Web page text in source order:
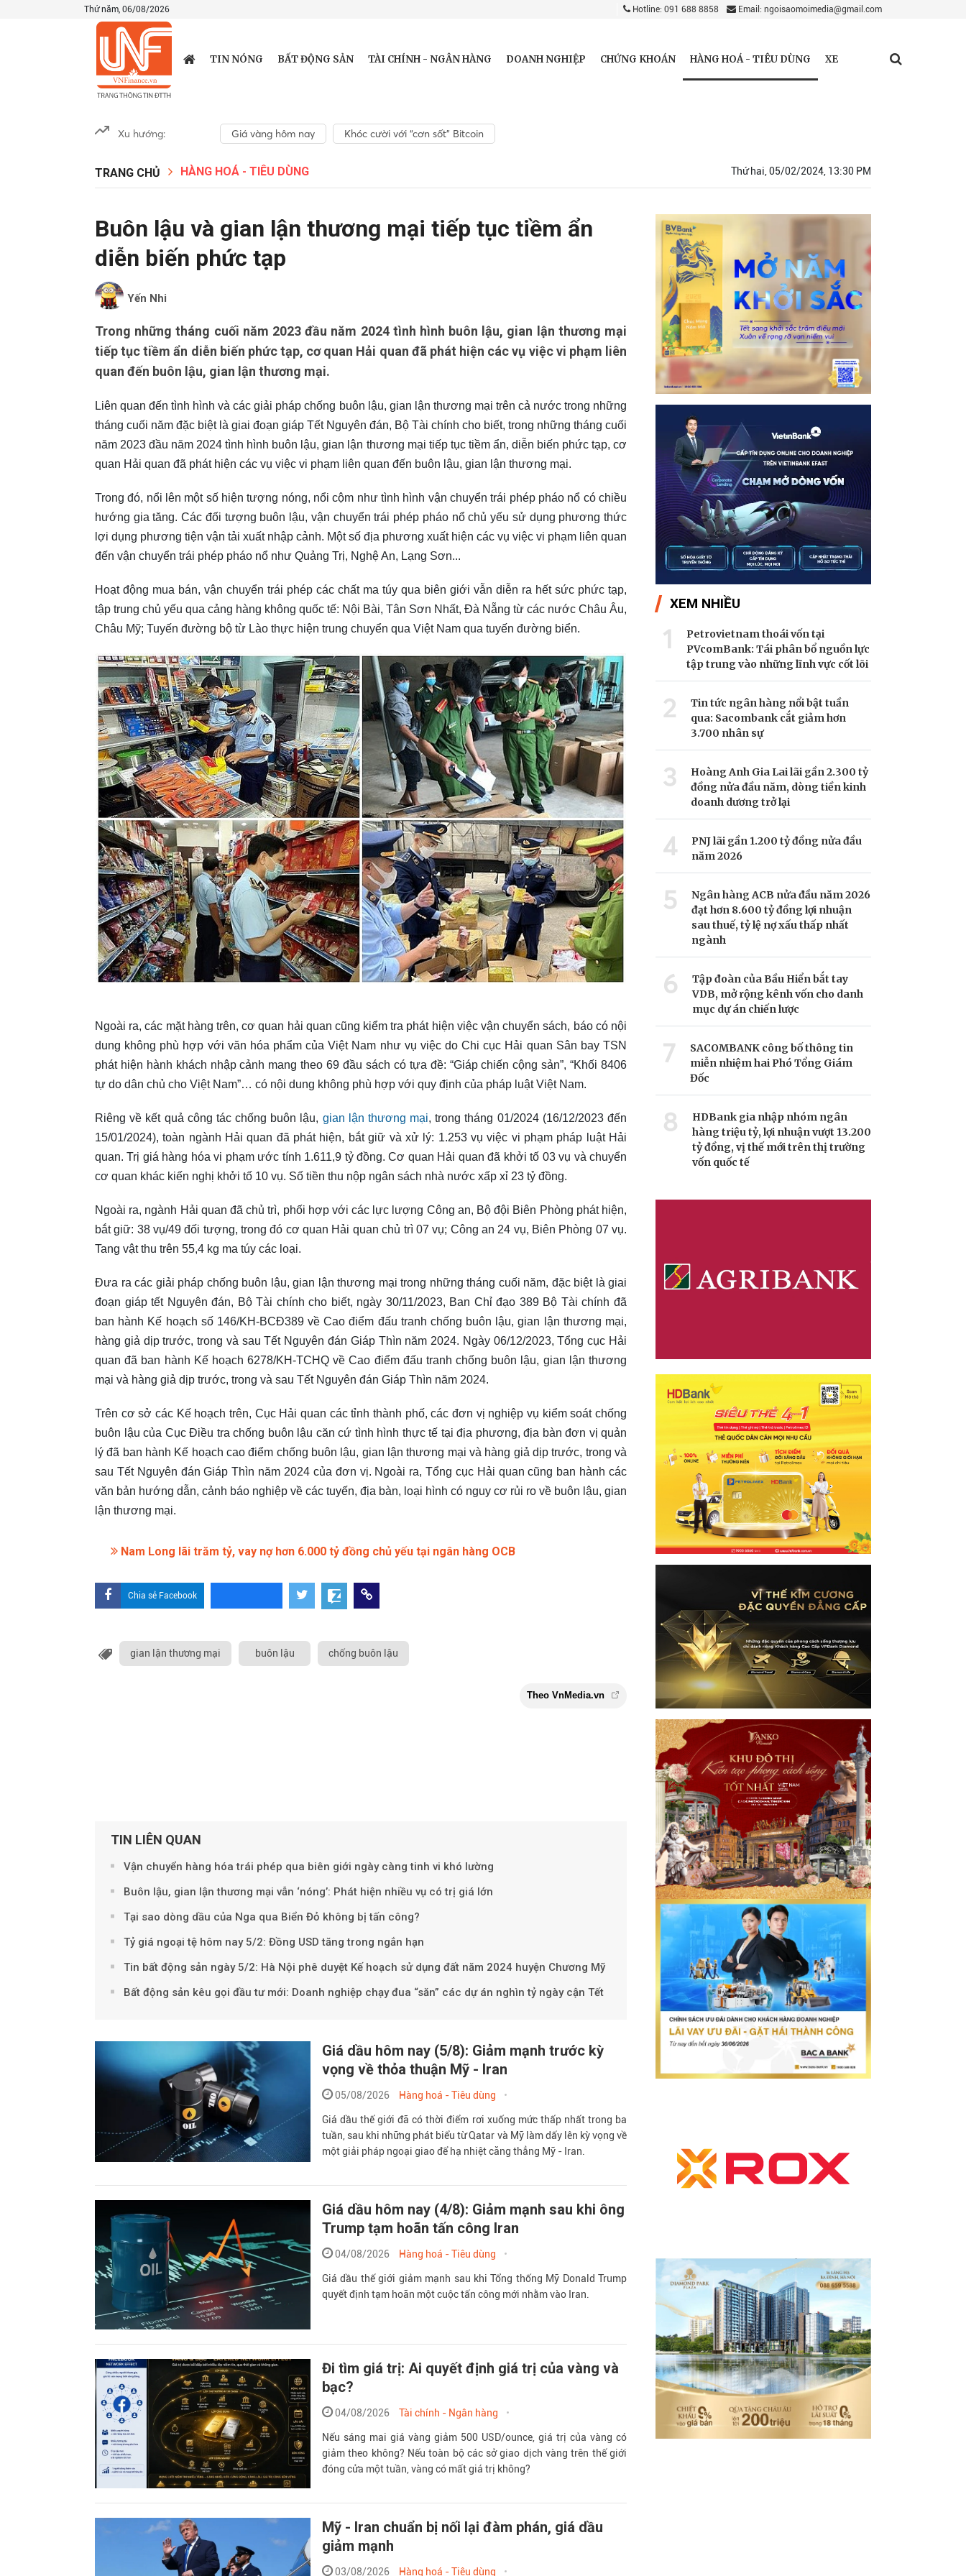
Thứ năm, 06/08/2026 Hotline: 091 688 8858 Email: ngoisaomoimedia@gmail.com
TIN NÓNG BẤT ĐỘNG SẢN TÀI CHÍNH - NGÂN HÀNG DOANH NGHIỆP CHỨNG KHOÁN HÀNG HOÁ - TIÊU DÙNG XE
Xu hướng: Giá vàng hôm nay Khóc cười với “cơn sốt” Bitcoin
TRANG CHỦ HÀNG HOÁ - TIÊU DÙNG Thứ hai, 05/02/2024, 13:30 PM
Buôn lậu và gian lận thương mại tiếp tục tiềm ẩn
diễn biến phức tạp
Yến Nhi
Trong những tháng cuối năm 2023 đầu năm 2024 tình hình buôn lậu, gian lận thương mại
tiếp tục tiềm ẩn diễn biến phức tạp, cơ quan Hải quan đã phát hiện các vụ việc vi phạm liên
quan đến buôn lậu, gian lận thương mại.
Liên quan đến tình hình và các giải pháp chống buôn lậu, gian lận thương mại trên cả nước trong những
tháng cuối năm đặc biệt là giai đoạn giáp Tết Nguyên đán, Bộ Tài chính cho biết, trong những tháng cuối
năm 2023 đầu năm 2024 tình hình buôn lậu, gian lận thương mại tiếp tục tiềm ẩn, diễn biến phức tạp, cơ
quan Hải quan đã phát hiện các vụ việc vi phạm liên quan đến buôn lậu, gian lận thương mại.
Trong đó, nổi lên một số hiện tượng nóng, nổi cộm như tình hình vận chuyển trái phép pháo nổ có chiều
hướng gia tăng. Các đối tượng buôn lậu, vận chuyển trái phép pháo nổ chủ yếu sử dụng phương thức
lợi dụng phương tiện vận tải xuất nhập cảnh. Một số địa phương xuất hiện các vụ việc vi phạm liên quan
đến vận chuyển trái phép pháo nổ như Quảng Trị, Nghệ An, Lạng Sơn...
Hoạt động mua bán, vận chuyển trái phép các chất ma túy qua biên giới vẫn diễn ra hết sức phức tạp,
tập trung chủ yếu qua cảng hàng không quốc tế: Nội Bài, Tân Sơn Nhất, Đà Nẵng từ các nước Châu Âu,
Châu Mỹ; Tuyến đường bộ từ Lào thực hiện trung chuyển qua Việt Nam qua tuyến đường biển.
Ngoài ra, các mặt hàng trên, cơ quan hải quan cũng kiểm tra phát hiện việc vận chuyển sách, báo có nội
dung không phù hợp với văn hóa phẩm của Việt Nam như vụ việc do Chi cục Hải quan Sân bay TSN
phát hiện hành khách nhập cảnh mang theo 69 đầu sách có tựa đề: “Giáp chiến cộng sản”, “Khối 8406
tự do dân chủ cho Việt Nam”… có nội dung không phù hợp với quy định của pháp luật Việt Nam.
Riêng về kết quả công tác chống buôn lậu, gian lận thương mại, trong tháng 01/2024 (16/12/2023 đến
15/01/2024), toàn ngành Hải quan đã phát hiện, bắt giữ và xử lý: 1.253 vụ việc vi phạm pháp luật Hải
quan. Trị giá hàng hóa vi phạm ước tính 1.611,9 tỷ đồng. Cơ quan Hải quan đã khởi tố 03 vụ và chuyển
cơ quan khác kiến nghị khởi tố 10 vụ. Số tiền thu nộp ngân sách nhà nước xấp xỉ 23 tỷ đồng.
Ngoài ra, ngành Hải quan đã chủ trì, phối hợp với các lực lượng Công an, Bộ đội Biên Phòng phát hiện,
bắt giữ: 38 vụ/49 đối tượng, trong đó cơ quan Hải quan chủ trì 07 vụ; Công an 24 vụ, Biên Phòng 07 vụ.
Tang vật thu trên 55,4 kg ma túy các loại.
Đưa ra các giải pháp chống buôn lậu, gian lận thương mại trong những tháng cuối năm, đặc biệt là giai
đoạn giáp tết Nguyên đán, Bộ Tài chính cho biết, ngày 30/11/2023, Ban Chỉ đạo 389 Bộ Tài chính đã
ban hành Kế hoạch số 146/KH-BCĐ389 về Cao điểm đấu tranh chống buôn lậu, gian lận thương mại,
hàng giả dịp trước, trong và sau Tết Nguyên đán Giáp Thìn năm 2024. Ngày 06/12/2023, Tổng cục Hải
quan đã ban hành Kế hoạch 6278/KH-TCHQ về Cao điểm đấu tranh chống buôn lậu, gian lận thương
mại và hàng giả dịp trước, trong và sau Tết Nguyên đán Giáp Thìn năm 2024.
Trên cơ sở các Kế hoạch trên, Cục Hải quan các tỉnh thành phố, các đơn vị nghiệp vụ kiểm soát chống
buôn lậu của Cục Điều tra chống buôn lậu căn cứ tình hình thực tế tại địa phương, địa bàn đơn vị quản
lý đã ban hành Kế hoạch cao điểm chống buôn lậu, gian lận thương mại và hàng giả dịp trước, trong và
sau Tết Nguyên đán Giáp Thìn năm 2024 của đơn vị. Ngoài ra, Tổng cục Hải quan cũng ban hành các
văn bản hướng dẫn, cảnh báo nghiệp về các tuyến, địa bàn, loại hình có nguy cơ rủi ro về buôn lậu, gian
lận thương mại.
Nam Long lãi trăm tỷ, vay nợ hơn 6.000 tỷ đồng chủ yếu tại ngân hàng OCB
Chia sẻ Facebook
gian lận thương mại buôn lậu chống buôn lậu
Theo VnMedia.vn
TIN LIÊN QUAN
Vận chuyển hàng hóa trái phép qua biên giới ngày càng tinh vi khó lường
Buôn lậu, gian lận thương mại vẫn ‘nóng’: Phát hiện nhiều vụ có trị giá lớn
Tại sao dòng dầu của Nga qua Biển Đỏ không bị tấn công?
Tỷ giá ngoại tệ hôm nay 5/2: Đồng USD tăng trong ngắn hạn
Tin bất động sản ngày 5/2: Hà Nội phê duyệt Kế hoạch sử dụng đất năm 2024 huyện Chương Mỹ
Bất động sản kêu gọi đầu tư mới: Doanh nghiệp chạy đua “săn” các dự án nghìn tỷ ngày cận Tết
Giá dầu hôm nay (5/8): Giảm mạnh trước kỳ
vọng về thỏa thuận Mỹ - Iran
05/08/2026 Hàng hoá - Tiêu dùng
Giá dầu thế giới đã có thời điểm rơi xuống mức thấp nhất trong ba
tuần, sau khi những phát biểu từ Qatar và Mỹ làm dấy lên kỳ vọng về
một giải pháp ngoại giao để hạ nhiệt căng thẳng Mỹ - Iran.
Giá dầu hôm nay (4/8): Giảm mạnh sau khi ông
Trump tạm hoãn tấn công Iran
04/08/2026 Hàng hoá - Tiêu dùng
Giá dầu thế giới giảm mạnh sau khi Tổng thống Mỹ Donald Trump
quyết định tạm hoãn một cuộc tấn công mới nhằm vào Iran.
Đi tìm giá trị: Ai quyết định giá trị của vàng và
bạc?
04/08/2026 Tài chính - Ngân hàng
Nếu sáng mai giá vàng giảm 500 USD/ounce, giá trị của vàng có
giảm theo không? Nếu toàn bộ các sở giao dịch vàng trên thế giới
đóng cửa một tuần, vàng có mất giá trị không?
Mỹ - Iran chuẩn bị nối lại đàm phán, giá dầu
giảm mạnh
03/08/2026 Hàng hoá - Tiêu dùng
XEM NHIỀU
1
Petrovietnam thoái vốn tại
PVcomBank: Tái phân bổ nguồn lực
tập trung vào những lĩnh vực cốt lõi
2
Tin tức ngân hàng nổi bật tuần
qua: Sacombank cắt giảm hơn
3.700 nhân sự
3
Hoàng Anh Gia Lai lãi gần 2.300 tỷ
đồng nửa đầu năm, dòng tiền kinh
doanh dương trở lại
4
PNJ lãi gần 1.200 tỷ đồng nửa đầu
năm 2026
5
Ngân hàng ACB nửa đầu năm 2026
đạt hơn 8.600 tỷ đồng lợi nhuận
sau thuế, tỷ lệ nợ xấu thấp nhất
ngành
6
Tập đoàn của Bầu Hiển bắt tay
VDB, mở rộng kênh vốn cho danh
mục dự án chiến lược
7
SACOMBANK công bố thông tin
miễn nhiệm hai Phó Tổng Giám
Đốc
8
HDBank gia nhập nhóm ngân
hàng triệu tỷ, lợi nhuận vượt 13.200
tỷ đồng, vị thế mới trên thị trường
vốn quốc tế